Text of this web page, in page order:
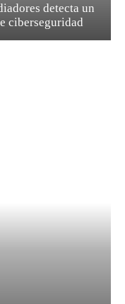
detecta un
ciberseguridad